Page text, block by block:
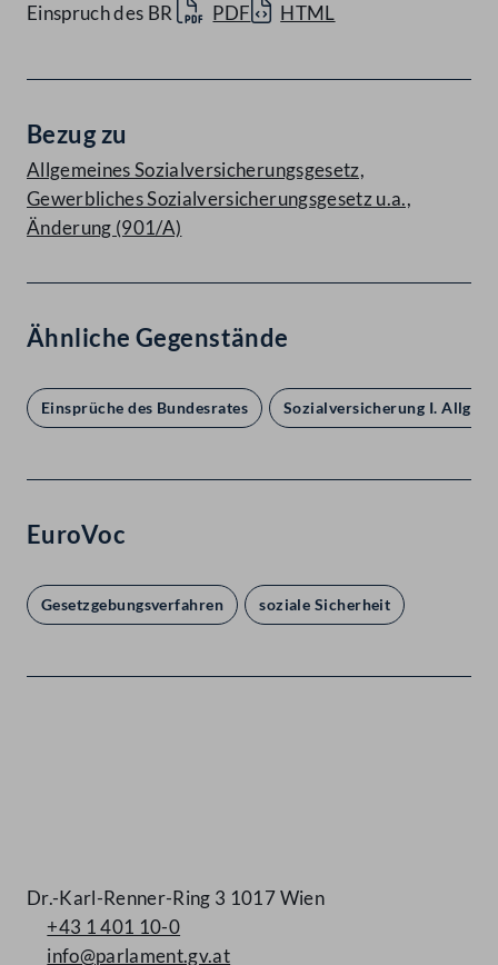
Einspruch des BR
PDF HTML
Bezug zu
Allgemeines Sozialversicherungsgesetz,
Gewerbliches Sozialversicherungsgesetz u.a.,
Änderung (901/A)
Ähnliche Gegenstände
Einsprüche des Bundesrates Sozialversicherung I.
EuroVoc
Gesetzgebungsverfahren soziale Sicherheit
Dr.-Karl-Renner-Ring 3 1017 Wien
+43 1 401 10-0
info@parlament.gv.at